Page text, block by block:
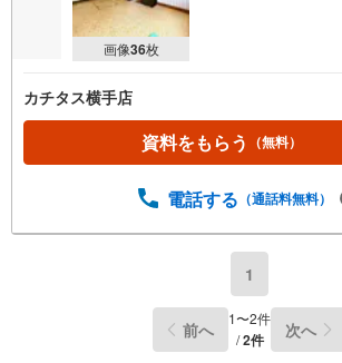
画像36枚
カチタス横手店
資料をもらう （無料）
電話する （通話料無料）
1
前へ 1〜2件
/2件 次へ